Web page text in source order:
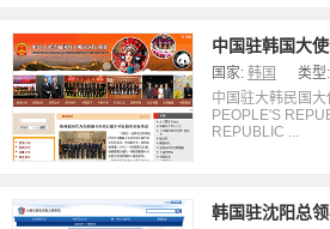
中国驻韩国大
国家: 韩国 类型:
中国驻大韩民国
PEOPLE'S
REPUBLIC ...
韩国驻沈阳总